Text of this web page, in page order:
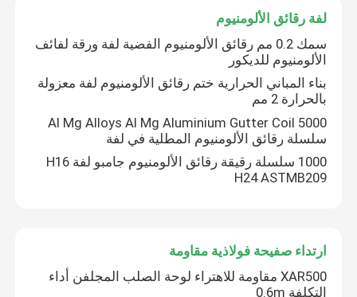
سلك لحام الألمنيوم
لفة رقائق الألومنيوم
ارتداء صفيحة فولاذية مقاومة
لفة رقائق الألومنيوم
سمك 0.2 مم رقائق الألومنيوم الفضية لفة ورقة لفائف
الألومنيوم للديكور
بناء المباني الحرارية ختم رقائق الألومنيوم لفة معزولة
بالحرارة 2 مم
Al Mg Alloys Al Mg Aluminium Gutter Coil 5000
سلسلة رقائق الألومنيوم المطلية في لفة
1000 سلسلة رقيقة رقائق الألومنيوم جامبو لفة H16
H24 ASTMB209
ارتداء صفيحة فولاذية مقاومة
XAR500 مقاومة للاهتراء لوحة الصلب المجلفن أداء
التكلفة 0.6m